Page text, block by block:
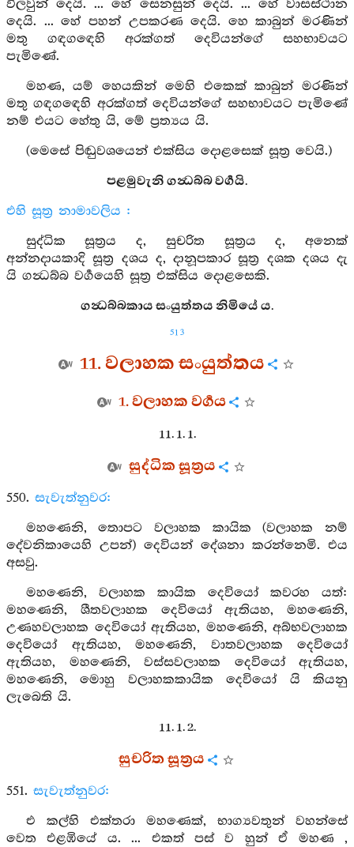
විලවුන් දෙයි. ... හේ සෙනසුන් දෙයි. ... හේ වාසස්ථාන
දෙයි. ... හේ පහන් උපකරණ දෙයි. හෙ කාබුන් මරණින්
මතු ගඳගඳෙහි අරක්ගත් දෙවියන්ගේ සහභාවයට
පැමිණේ.
මහණ, යම් හෙයකින් මෙහි එකෙක් කාබුන් මරණින්
මතු ගඳගඳෙහි අරක්ගත් දෙවියන්ගේ සහභාවයට පැමිණේ
නම් එයට හේතු යි, මේ ප්‍රත්‍යය යි.
(මෙසේ පිඬුවශයෙන් එක්සිය දොළසෙක් සූත්‍ර වෙයි.)
පළමුවැනි ගන්‍ධබ්බ වර්‍ගයි.
එහි සූත්‍ර නාමාවලිය :
සුද්ධික සූත්‍රය ද, සුචරිත සූත්‍රය ද, අනෙක්
අන්නදායකාදි සූත්‍ර දශය ද, දානූපකාර සූත්‍ර දශක දශය දැ
යි ගන්‍ධබ්බ වර්‍ගයෙහි සූත්‍ර එක්සිය දොළසෙකි.
ගන්‍ධබ්බකාය සංයුත්තය නිමියේ ය.
513
11. වලාහක සංයුත්තය
1. වලාහක වර්‍ගය
11. 1. 1.
සුද්ධික සූත්‍රය
550. සැවැත්නුවර:
මහණෙනි, තොපට වලාහක කායික (වලාහක නම්
දේවනිකායෙහි උපන්) දෙවියන් දේශනා කරන්නෙමි. එය
අසවු.
මහණෙනි, වලාහක කායික දෙවියෝ කවරහ යත්:
මහණෙනි, ශීතවලාහක දෙවියෝ ඇතියහ, මහණෙනි,
උණහවලාහක දෙවියෝ ඇතියහ, මහණෙනි, අබ්භවලාහක
දෙවියෝ ඇතියහ, මහණෙනි, වාතවලාහක දෙවියෝ
ඇතියහ, මහණෙනි, වස්සවලාහක දෙවියෝ ඇතියහ,
මහණෙනි, මොහු වලාහකකායික දෙවියෝ යි කියනු
ලැබෙති යි.
11. 1. 2.
සුචරිත සූත්‍රය
551. සැවැත්නුවර:
එ කල්හි එක්තරා මහණෙක්, භාග්‍යවතුන් වහන්සේ
වෙත එළඹියේ ය. ... එකත් පස් ව හුන් ඒ මහණ ,